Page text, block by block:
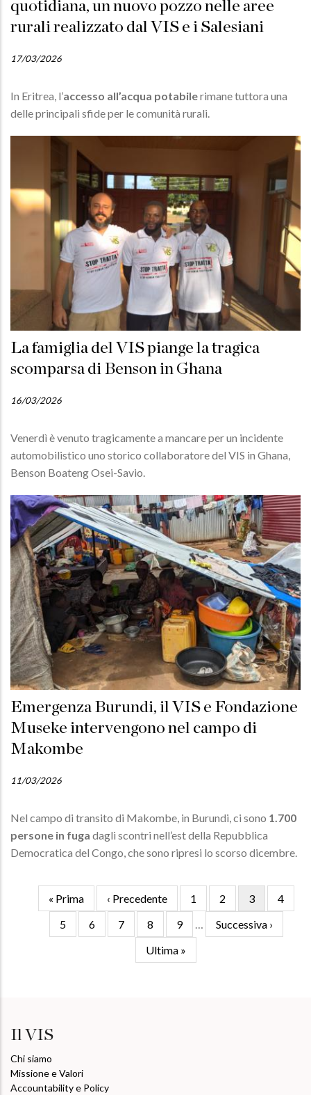
quotidiana, un nuovo pozzo nelle aree
rurali realizzato dal VIS e i Salesiani
17/03/2026
In Eritrea, l’accesso all’acqua potabilerimane tuttora una
delle principali sfide per le comunità rurali.
La famiglia del VIS piange la tragica
scomparsa di Benson in Ghana
16/03/2026
Venerdì è venuto tragicamente a mancare per un incidente
automobilistico uno storico collaboratore del VIS in Ghana,
Benson Boateng Osei-Savio.
Emergenza Burundi, il VIS e Fondazione
Museke intervengono nel campo di
Makombe
11/03/2026
Nel campo di transito di Makombe, in Burundi, ci sono 1.700
persone in fuga dagli scontri nell’est della Repubblica
Democratica del Congo, che sono ripresi lo scorso dicembre.
Paginazione
Prima
pagina
« Prima
Pagina
precedente
‹ Precedente Pagina
1 Pagina
2
Pagina
attuale
3 Pagina
4
Pagina
5 Pagina
6 Pagina
7 Pagina
8 Pagina
9 …
Pagina
Successiva ›
Ultima
Ultima »
Il VIS
Chi siamo
Missione e Valori
Accountability e Policy